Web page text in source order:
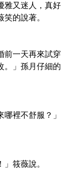
雅又迷人，真好
的說著。
前一天再來試穿
。」孫月仔細的
哪裡不舒服？」
」筱薇說。